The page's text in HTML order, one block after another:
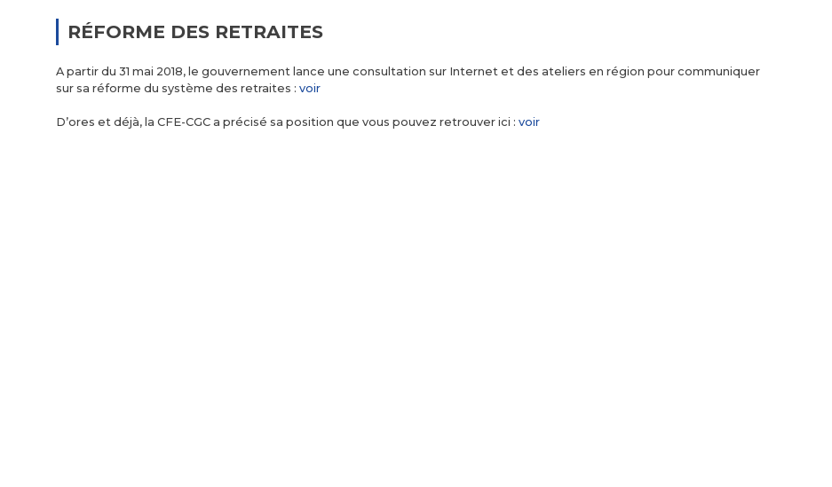
RÉFORME DES RETRAITES
A partir du 31 mai 2018, le gouvernement lance une consultation sur Internet et des ateliers en région pour communiquer
sur sa réforme du système des retraites : voir
D’ores et déjà, la CFE-CGC a précisé sa position que vous pouvez retrouver ici : voir